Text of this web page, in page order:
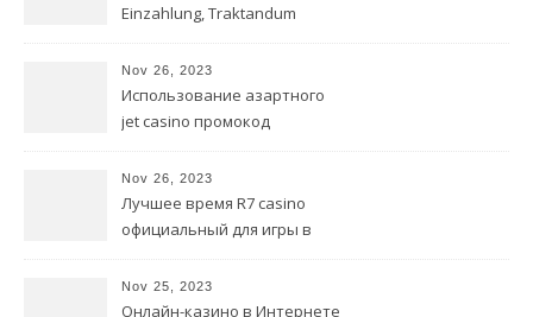
Einzahlung, Traktandum
Kostenfrei Bonus
Nov 26, 2023
Использование азартного
jet casino промокод
Lively Reveal
Nov 26, 2023
Лучшее время R7 casino
официальный для игры в
Nov 25, 2023
Онлайн-казино в Интернете